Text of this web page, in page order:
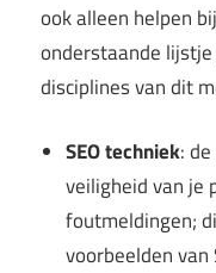
ook alleen helpen
onderstaande
disciplines van dit
SEO techniek:
veiligheid van je
foutmeldingen;
voorbeelden van